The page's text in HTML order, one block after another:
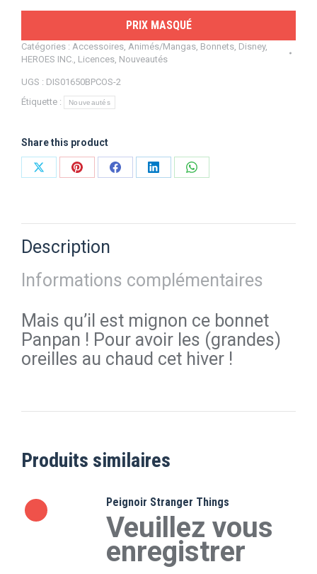
PRIX MASQUÉ
Catégories : Accessoires Animés/Mangas Bonnets Disney,
HEROES INC.
Licences Nouveautés
UGS : DIS01650BPCOS-2
Étiquette :
Nouveautés
Share this product
PartagerPartagerPartagerPartagerPartager
Description
Informations complémentaires
Mais qu’il est mignon ce bonnet
Panpan ! Pour avoir les (grandes)
oreilles au chaud cet hiver !
Produits similaires
Peignoir Stranger Things
Veuillez vous
enregistrer